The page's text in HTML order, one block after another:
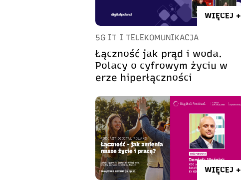
WIĘCEJ +
5G IT I TELEKOMUNIKACJA
Łączność jak prąd i woda.
Polacy o cyfrowym życiu w
erze hiperłączności
WIĘCEJ +